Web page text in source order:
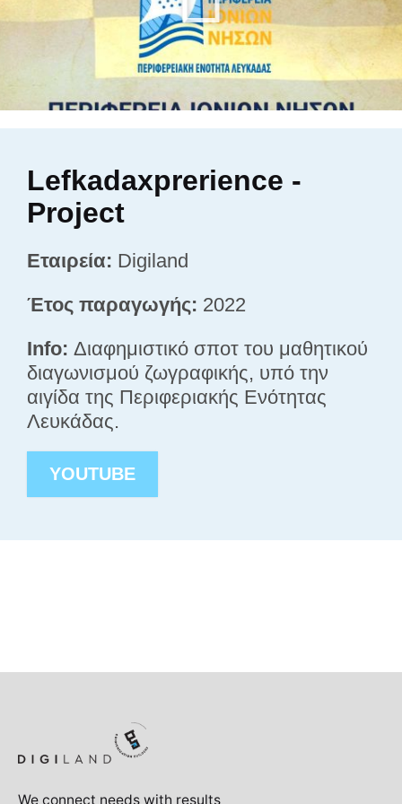
Lefkadaxprerience -
Project
Εταιρεία: Digiland
Έτος παραγωγής: 2022
Info: Διαφημιστικό σποτ του μαθητικού
διαγωνισμού ζωγραφικής, υπό την
αιγίδα της Περιφεριακής Ενότητας
Λευκάδας.
YOUTUBE
We connect needs with results